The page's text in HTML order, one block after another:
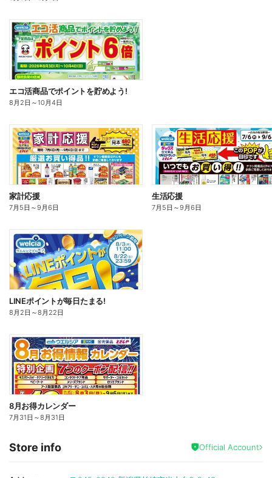
エコ活商品でポイントを貯めよう!
8月2日 ～10月4日
家計応援
7月5日 ～9月6日
生活応援
7月5日 ～9月6日
LINEポイントが毎日たまる!
8月2日 ～8月22日
8月お得カレンダー
7月31日 ～8月31日
Store info Official Account